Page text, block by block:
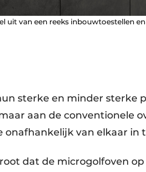
uit van een reeks inbouwtoestellen
sterke en minder sterke
aan de conventionele
van elkaar in
dat de microgolfoven